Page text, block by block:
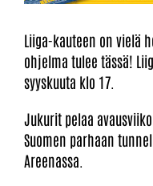
Liiga-kauteen on vielä
ohjelma tulee tässä!
syyskuuta klo 17.
Jukurit pelaa
Suomen parhaan
Areenassa.